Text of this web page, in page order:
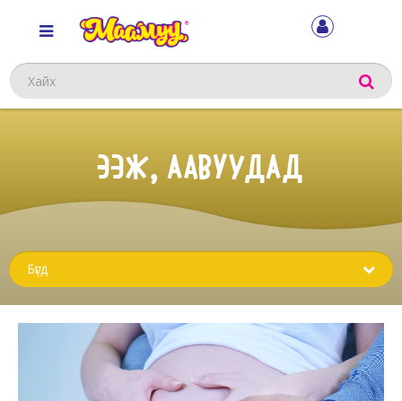
Хайх
ЭЭЖ, ААВУУДАД